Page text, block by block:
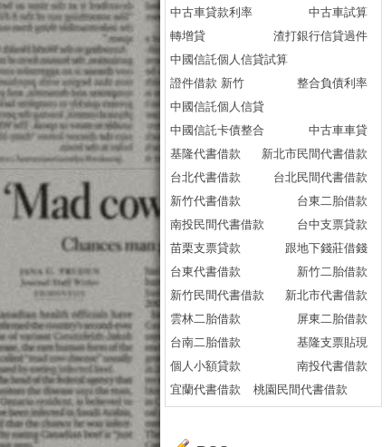
中古車貸款利率
中古車試算
轉增貸
渣打銀行信貸過件
中國信託個人信貸試算
證件借款 新竹
整合負債利率
中國信託個人信貸
中國信託卡債整合
中古車車貸
基隆代書借款
新北市民間代書借款
台北代書借款
台北民間代書借款
新竹代書借款
台東二胎借款
南投民間代書借款
台中支票貸款
苗栗支票貸款
跟地下錢莊借錢
台東代書借款
新竹二胎借款
新竹民間代書借款
新北市代書借款
雲林二胎借款
屏東二胎借款
台南二胎借款
基隆支票貼現
個人小額貸款
南投代書借款
宜蘭代書借款
桃園民間代書借款